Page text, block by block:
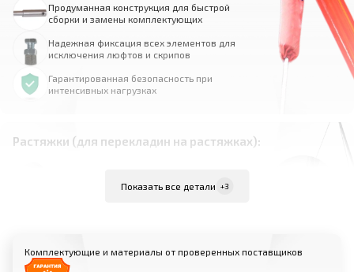
Продуманная конструкция для быстрой
сборки и замены комплектующих
Надежная фиксация всех элементов для
исключения люфтов и скрипов
Гарантированная безопасность при
интенсивных нагрузках
Растяжки (для перекладин на растяжках):
максимальной устойчивости
Показать все детали +3
Комплектующие и материалы от проверенных поставщиков